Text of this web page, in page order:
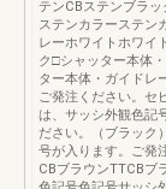
テンCBステンブラ
ステンカラーステン
レーホワイトホワイ
ク□シャッター本体
ター本体・ガイドレ
ご発注ください。セ
は、サッシ外観色記
ださい。（ブラック
号が入ります。ご発
CBブラウンTTCBブ